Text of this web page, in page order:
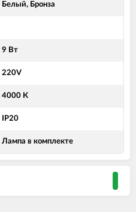
Белый, Бронза
9 Вт
220V
4000 К
IP20
Лампа в комплекте